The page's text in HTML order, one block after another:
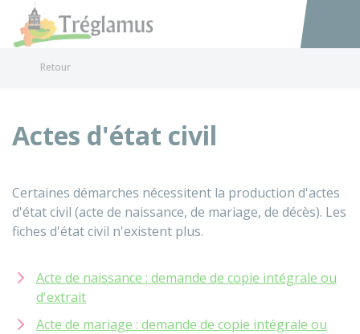
Accéder
Retour
Actes d'état civil
Certaines démarches nécessitent la production d'actes
d'état civil (acte de naissance, de mariage, de décès). Les
fiches d'état civil n'existent plus.
Acte de naissance : demande de copie intégrale ou
d'extrait
Acte de mariage : demande de copie intégrale ou